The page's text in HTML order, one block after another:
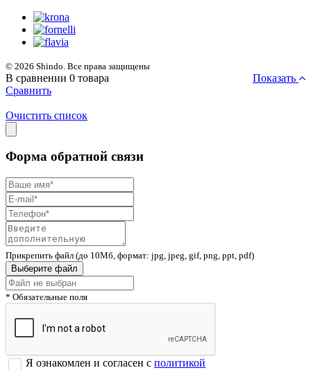
© 2026 Shindo. Все права защищены
В сравнении 0 товара
Показать
Сравнить
Очистить список
Форма обратной связи
Прикрепить файл (до 10Мб, формат: jpg, jpeg, gif, png, ppt, pdf)
Выберите файл
* Обязательные поля
Я ознакомлен и согласен с политикой